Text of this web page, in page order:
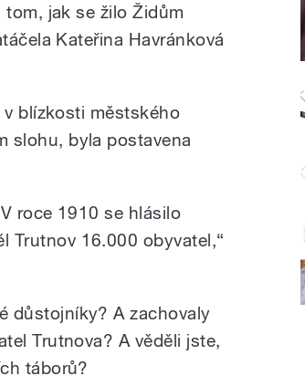
jak se žilo Židům
Kateřina Havránková
v blízkosti městského
slohu, byla postavena
roce 1910 se hlásilo
Trutnov 16.000 obyvatel,“
důstojníky? A zachovaly
Trutnova? A věděli jste,
táborů?